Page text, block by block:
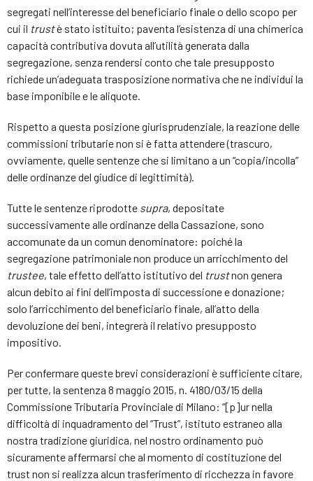
segregati nell’interesse del beneficiario finale o dello scopo per
cui il trustè stato istituito; paventa l’esistenza di una chimerica
capacità contributiva dovuta all’utilità generata dalla
segregazione, senza rendersi conto che tale presupposto
richiede un’adeguata trasposizione normativa che ne individui la
base imponibile e le aliquote.
Rispetto a questa posizione giurisprudenziale, la reazione delle
commissioni tributarie non si è fatta attendere (trascuro,
ovviamente, quelle sentenze che si limitano a un “copia/incolla”
delle ordinanze del giudice di legittimità).
Tutte le sentenze riprodotte supra, depositate
successivamente alle ordinanze della Cassazione, sono
accomunate da un comun denominatore: poiché la
segregazione patrimoniale non produce un arricchimento del
trustee, tale effetto dell’atto istitutivo del trustnon genera
alcun debito ai fini dell’imposta di successione e donazione;
solo l’arricchimento del beneficiario finale, all’atto della
devoluzione dei beni, integrerà il relativo presupposto
impositivo.
Per confermare queste brevi considerazioni è sufficiente citare,
per tutte, la sentenza 8 maggio 2015, n. 4180/03/15 della
Commissione Tributaria Provinciale di Milano: “[p]ur nella
difficoltà di inquadramento del “Trust”, istituto estraneo alla
nostra tradizione giuridica, nel nostro ordinamento può
sicuramente affermarsi che al momento di costituzione del
trust non si realizza alcun trasferimento di ricchezza in favore